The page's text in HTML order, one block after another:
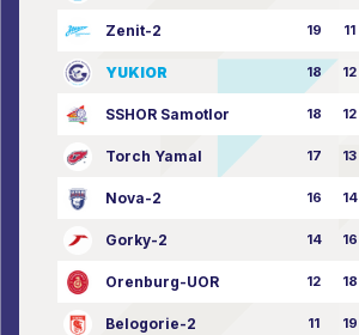
Zenit-2 19 11
YUKIOR 18 12
SSHOR Samotlor 18 12
Torch Yamal 17 13
Nova-2 16 14
Gorky-2 14 16
Orenburg-UOR 12 18
Belogorie-2 11 19